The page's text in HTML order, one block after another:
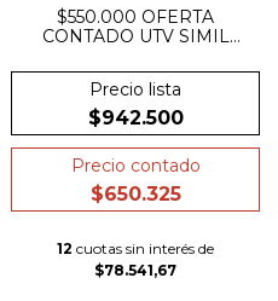
$550.000 OFERTA
CONTADO UTV SIMIL
MOTORES 12V BASE
Precio lista
$942.500
Precio contado
$650.325
12 cuotas sin interés de
$78.541,67